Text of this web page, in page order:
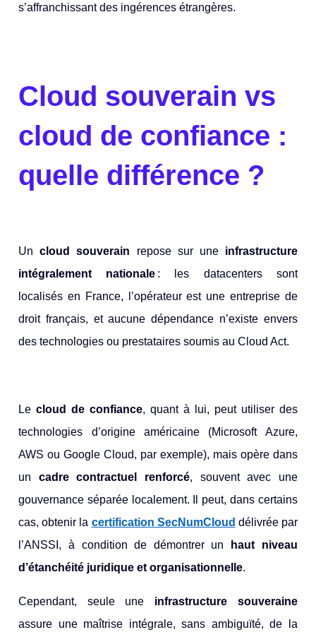
s’affranchissant des ingérences étrangères.
Cloud souverain vs
cloud de confiance :
quelle différence ?
Uncloud souverain repose sur une infrastructure
intégralement nationale : les datacenters sont
localisés en France, l’opérateur est une entreprise de
droit français, et aucune dépendance n’existe envers
des technologies ou prestataires soumis au Cloud Act.
Lecloud de confiance, quant à lui, peut utiliser des
technologies d’origine américaine (Microsoft Azure,
AWS ou Google Cloud, par exemple), mais opère dans
un cadre contractuel renforcé, souvent avec une
gouvernance séparée localement. Il peut, dans certains
cas, obtenir la certification SecNumCloud délivrée par
l’ANSSI, à condition de démontrer un
haut niveau
d’étanchéité juridique et organisationnelle.
Cependant, seule une infrastructure souveraine
assure une maîtrise intégrale, sans ambiguïté, de la